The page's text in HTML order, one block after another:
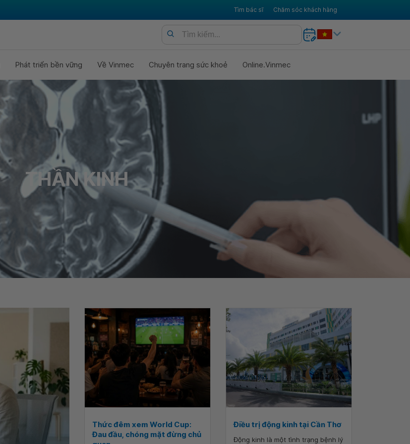
Tìm bác sĩ Chăm sóc khách hàng
Phát triển bền vững Về Vinmec Chuyên trang sức khoẻ Online.Vinmec
THẦN KINH
Thức đêm xem World Cup:
Đau đầu, chóng mặt đừng chủ
Điều trị động kinh tại Cần Thơ
Động kinh là một tình trạng bệnh lý